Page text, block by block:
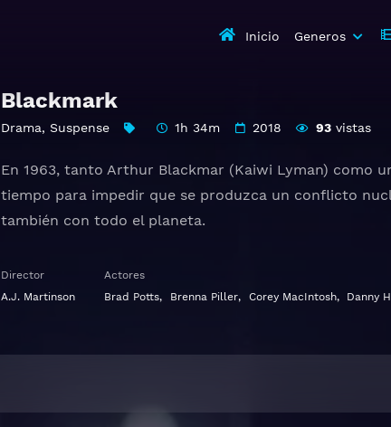
Inicio Generos
Blackmark
Drama, Suspense 1h 34m 2018 93vistas
En 1963, tanto Arthur Blackmar (Kaiwi Lyman) como
tiempo para impedir que se produzca un conflicto
también con todo el planeta.
Director
A.J. Martinson
Actores
Brad Potts, Brenna Piller, Corey MacIntosh, Danny